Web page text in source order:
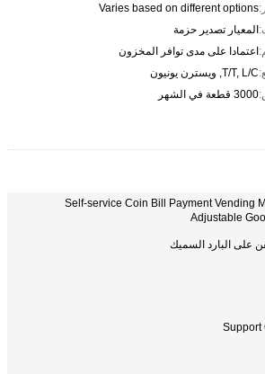
Varies based on different options
المعيار تصدير حزمة
اعتمادا على مدى توافر المخزون
T/T, L/C, ويسترن يونيون
3000 قطعة في الشهر
Self-service Coin Bill Payment Vending
Adjustable
على البارد السميك
Support